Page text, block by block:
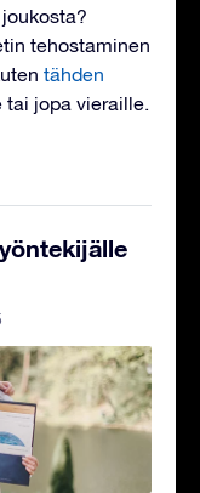
tehostaminen
tähden
jopa vieraille.